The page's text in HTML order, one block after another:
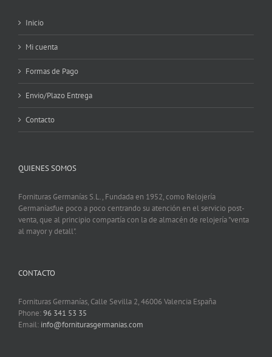
Inicio
Mi cuenta
Formas de Pago
Envio/Plazo Entrega
Contacto
QUIENES SOMOS
Fornituras Germanías S.L., Fundada en 1952, como Relojería
Germaníasfue poco a poco centrando su atención en el servicio post-
venta, que al principio compartía con la de almacén de relojería "venta
al mayor y detall".
CONTACTO
Fornituras Germanías, Calle Sevilla 2, 46006 Valencia España
Phone:96 341 53 35
Email: info@forniturasgermanias.com